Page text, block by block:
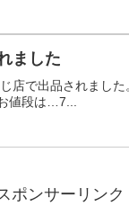
ました
店で出品されまし
値段は…7...
ポンサーリンク